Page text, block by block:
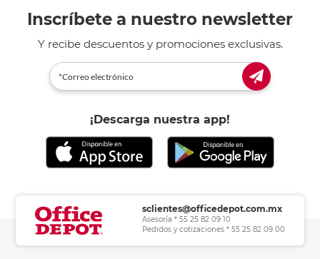
Inscríbete a nuestro newsletter
Y recibe descuentos y promociones exclusivas.
¡Descarga nuestra app!
sclientes@officedepot.com.mx
Asesoría * 55 25 82 09 10
Pedidos y cotizaciones * 55 25 82 09 00